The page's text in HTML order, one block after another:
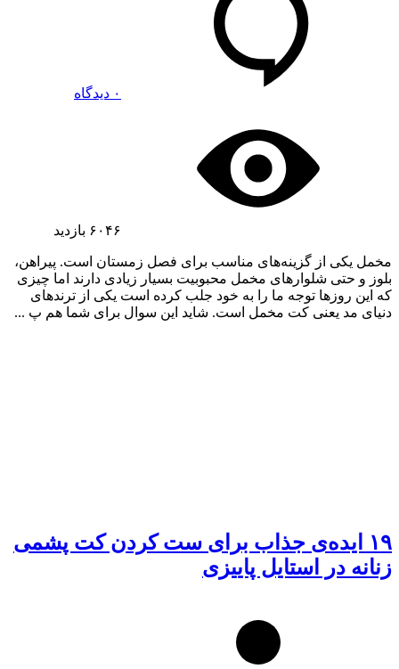
۰ دیدگاه
۶۰۴۶ بازدید
مخمل یکی از گزینه‌های مناسب برای فصل زمستان است. پیراهن،
بلوز و حتی شلوارهای مخمل محبوبیت بسیار زیادی دارند اما چیزی
که این روزها توجه ما را به خود جلب کرده است یکی از ترندهای
دنیای مد یعنی کت مخمل است. شاید این سوال برای شما هم پ ...
۱۹ ایده‌ی جذاب برای ست کردن کت پشمی
زنانه در استایل پاییزی